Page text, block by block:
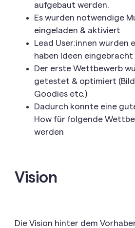
aufgebaut werden.
Es wurden notwendige
eingeladen & aktiviert
Lead User:innen wurden
haben Ideen eingebracht
Der erste Wettbewerb
getestet & optimiert
Goodies etc.)
Dadurch konnte eine
How für folgende
werden
Vision
Die Vision hinter dem